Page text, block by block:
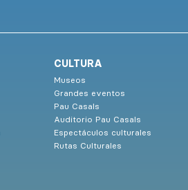
CULTURA
Museos
Grandes eventos
Pau Casals
Auditorio Pau Casals
Espectáculos culturales
Rutas Culturales